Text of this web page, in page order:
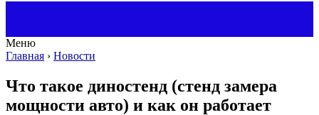
Меню
Главная › Новости
Что такое диностенд (стенд замера
мощности авто) и как он работает